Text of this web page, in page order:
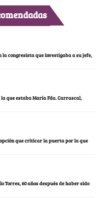
la congresista que investigaba a su jefe,
que estaba María Fda. Carrascal,
que criticar la puerta por la que
60 años después de haber sido